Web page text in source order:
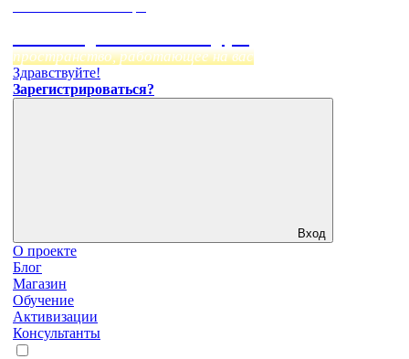
пространство, работающее на вас
Здравствуйте!
Зарегистрироваться?
Вход
О проекте
Блог
Магазин
Обучение
Активизации
Консультанты